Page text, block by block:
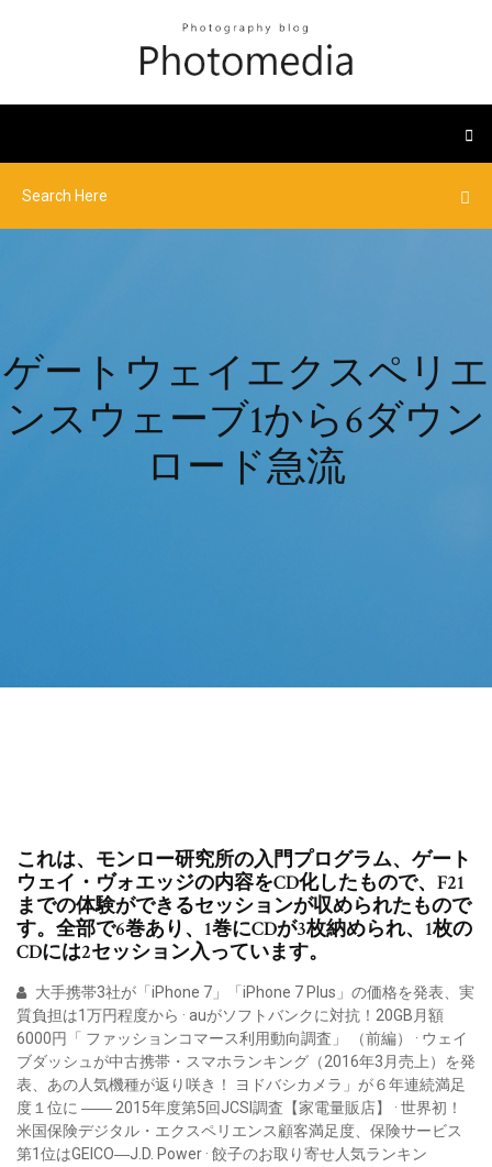
ゲートウェイエクスペリエ
ンスウェーブ1から6ダウン
ロード急流
これは、モンロー研究所の入門プログラム、ゲート
ウェイ・ヴォエッジの内容をCD化したもので、F21
までの体験ができるセッションが収められたもので
す。全部で6巻あり、1巻にCDが3枚納められ、1枚の
CDには2セッション入っています。
大手携帯3社が「iPhone 7」「iPhone 7 Plus」の価格を発表、実
質負担は1万円程度から · auがソフトバンクに対抗！20GB月額
6000円「 ファッションコマース利用動向調査」 （前編） · ウェイ
ブダッシュが中古携帯・スマホランキング（2016年3月売上）を発
表、あの人気機種が返り咲き！ ヨドバシカメラ」が６年連続満足
度１位に ―― 2015年度第5回JCSI調査【家電量販店】 · 世界初！
米国保険デジタル・エクスペリエンス顧客満足度、保険サービス
第1位はGEICO―J.D. Power · 餃子のお取り寄せ人気ランキン